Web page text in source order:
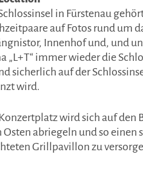
in Fürstenau
auf Fotos rund um
Innenhof und, und
„L+T“ immer wieder die
sicherlich auf der
wird.
wird sich auf den
Osten abriegeln und so
Grillpavillon zu